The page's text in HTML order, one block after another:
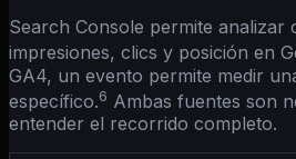
Search Console permite analizar
impresiones, clics y posición en
GA4, un evento permite medir
específico.6 Ambas fuentes son
entender el recorrido completo.